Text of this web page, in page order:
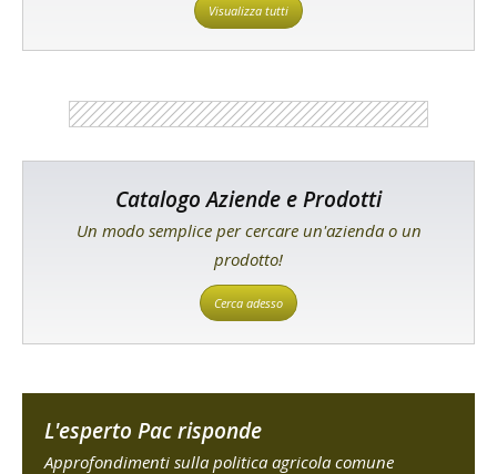
Visualizza tutti
Catalogo Aziende e Prodotti
Un modo semplice per cercare un'azienda o un
prodotto!
Cerca adesso
L'esperto Pac risponde
Approfondimenti sulla politica agricola comune